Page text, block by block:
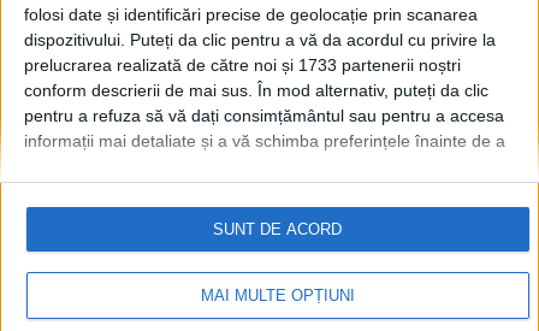
folosi date și identificări precise de geolocație prin scanarea
dispozitivului. Puteți da clic pentru a vă da acordul cu privire la
prelucrarea realizată de către noi și 1733 partenerii noștri
conform descrierii de mai sus. În mod alternativ, puteți da clic
pentru a refuza să vă dați consimțământul sau pentru a accesa
informații mai detaliate și a vă schimba preferințele înainte de a
retrageți consimțământul în orice moment, revenind la acest site
și făcând clic pe butonul "Confidențialitate" din partea de jos a
MAI MULTE OPȚIUNI
SUNT DE ACORD
© 2020 Radio TOP Suceava 104 FM